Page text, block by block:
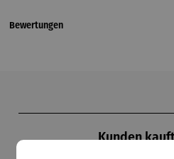
Bewertungen
Kunden